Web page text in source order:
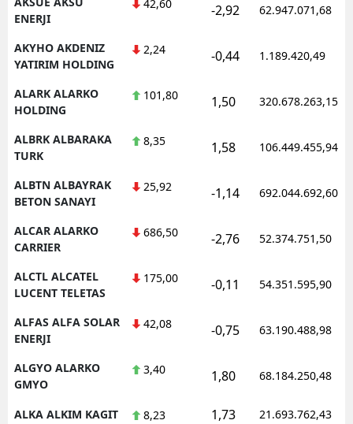
Sinop
Tokat
Şanlıurfa
Uşak
Zonguldak
ENERJI
42,60 -2,92 62.947.071,68
AKYHO AKDENIZ
YATIRIM HOLDING
2,24 -0,44 1.189.420,49
ALARK ALARKO
HOLDING
101,80 1,50 320.678.263,15
ALBRK ALBARAKA
TURK
8,35 1,58 106.449.455,94
ALBTN ALBAYRAK
BETON SANAYI
25,92 -1,14 692.044.692,60
ALCAR ALARKO
CARRIER
686,50 -2,76 52.374.751,50
ALCTL ALCATEL
LUCENT TELETAS
175,00 -0,11 54.351.595,90
ALFAS ALFA SOLAR
ENERJI
42,08 -0,75 63.190.488,98
ALGYO ALARKO
GMYO
3,40 1,80 68.184.250,48
ALKA ALKIM KAGIT 8,23 1,73 21.693.762,43